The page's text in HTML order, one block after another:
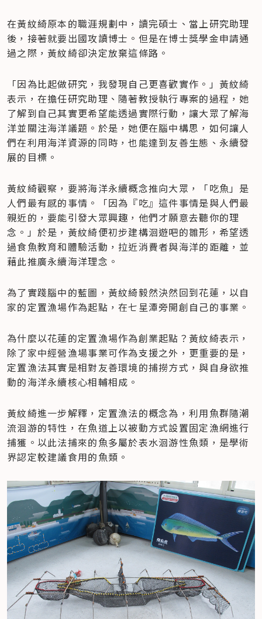
在黃紋綺原本的職涯規劃中，讀完碩士、當上研究助理
後，接著就要出國攻讀博士。但是在博士獎學金申請通
過之際，黃紋綺卻決定放棄這條路。
「因為比起做研究，我發現自己更喜歡實作。」黃紋綺
表示，在擔任研究助理、隨著教授執行專案的過程，她
了解到自己其實更希望能透過實際行動，讓大眾了解海
洋並關注海洋議題。於是，她便在腦中構思，如何讓人
們在利用海洋資源的同時，也能達到友善生態、永續發
展的目標。
黃紋綺觀察，要將海洋永續概念推向大眾，「吃魚」是
人們最有感的事情。「因為『吃』這件事情是與人們最
親近的，要能引發大眾興趣，他們才願意去聽你的理
念。」於是，黃紋綺便初步建構洄遊吧的雛形，希望透
過食魚教育和體驗活動，拉近消費者與海洋的距離，並
藉此推廣永續海洋理念。
為了實踐腦中的藍圖，黃紋綺毅然決然回到花蓮，以自
家的定置漁場作為起點，在七星潭旁開創自己的事業。
為什麼以花蓮的定置漁場作為創業起點？黃紋綺表示，
除了家中經營漁場事業可作為支援之外，更重要的是，
定置漁法其實是相對友善環境的捕撈方式，與自身欲推
動的海洋永續核心相輔相成。
黃紋綺進一步解釋，定置漁法的概念為，利用魚群隨潮
流洄游的特性，在魚道上以被動方式設置固定漁網進行
捕獲。以此法捕來的魚多屬於表水洄游性魚類，是學術
界認定較建議食用的魚類。